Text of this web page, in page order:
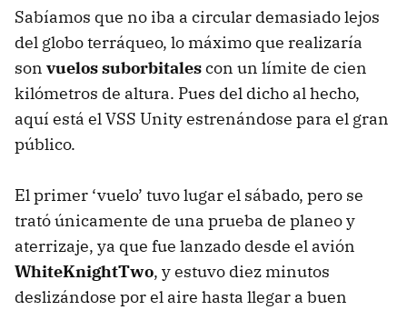
Sabíamos que no iba a circular demasiado lejos
del globo terráqueo, lo máximo que realizaría
son vuelos suborbitalescon un límite de cien
kilómetros de altura. Pues del dicho al hecho,
aquí está el VSS Unity estrenándose para el gran
público.
El primer ‘vuelo’ tuvo lugar el sábado, pero se
trató únicamente de una prueba de planeo y
aterrizaje, ya que fue lanzado desde el avión
WhiteKnightTwo, y estuvo diez minutos
deslizándose por el aire hasta llegar a buen